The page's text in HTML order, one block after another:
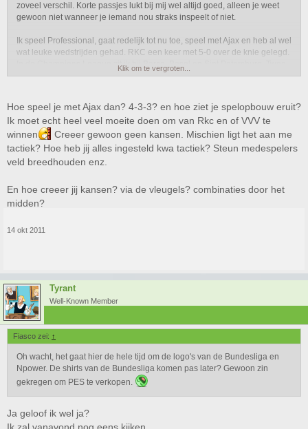
zoveel verschil. Korte passjes lukt bij mij wel altijd goed, alleen je weet
gewoon niet wanneer je iemand nou straks inspeelt of niet.
Ik speel Professional, gaat redelijk tot nu toe, speel met Ajax en heb al wel
wat leuke wedstrijden gehad. RKC een keer met 5-0 over de knie gelegd.
In de Champions League zit ik bij Barca, Basel en Sint Petersburg. Twee
keer gewonnen, en twee keer verloren. Eén keer tegen Barca verloren
doel, alleen ging er niks in. Vind trouwens die gesprekken met die spelers
en je assistent wel een beetje eentonig worden.
Klik om te vergroten...
Hoe speel je met Ajax dan? 4-3-3? en hoe ziet je spelopbouw eruit?
Ik moet echt heel veel moeite doen om van Rkc en of VVV te
winnen
Creeer gewoon geen kansen. Mischien ligt het aan me
tactiek? Hoe heb jij alles ingesteld kwa tactiek? Steun medespelers
veld breedhouden enz.
En hoe creeer jij kansen? via de vleugels? combinaties door het
midden?
14 okt 2011
Tyrant
Well-Known Member
Fiasco zei: ↑
Oh wacht, het gaat hier de hele tijd om de logo's van de Bundesliga en
Npower. De shirts van de Bundesliga komen pas later? Gewoon zin
gekregen om PES te verkopen.
Ja geloof ik wel ja?